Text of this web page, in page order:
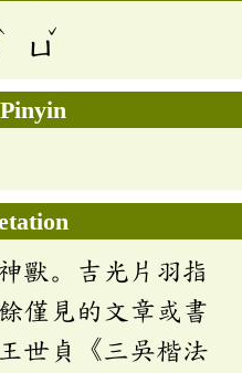
ㄩ
ˇ
獸。吉光片羽指
僅見的文章或書
世貞《三吳楷法